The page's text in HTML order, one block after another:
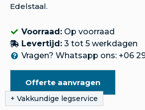
Edelstaal.
Voorraad:Op voorraad
Levertijd:3 tot 5 werkdagen
Vragen? Whatsapp ons: +06
Offerte aanvragen